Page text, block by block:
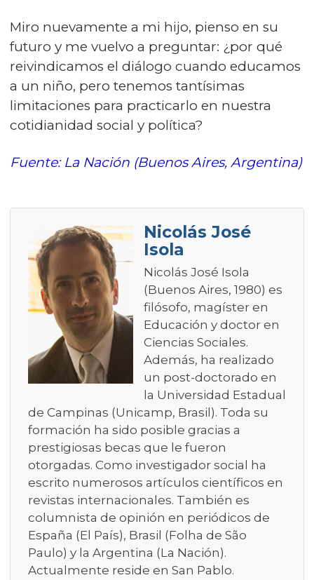
Miro nuevamente a mi hijo, pienso en su
futuro y me vuelvo a preguntar: ¿por qué
reivindicamos el diálogo cuando educamos
a un niño, pero tenemos tantísimas
limitaciones para practicarlo en nuestra
cotidianidad social y política?
Fuente: La Nación (Buenos Aires, Argentina)
Nicolás José
Isola
Nicolás José Isola
(Buenos Aires, 1980) es
filósofo, magíster en
Educación y doctor en
Ciencias Sociales.
Además, ha realizado
un post-doctorado en
la Universidad Estadual
de Campinas (Unicamp, Brasil). Toda su
formación ha sido posible gracias a
prestigiosas becas que le fueron
otorgadas. Como investigador social ha
escrito numerosos artículos científicos en
revistas internacionales. También es
columnista de opinión en periódicos de
España (El País), Brasil (Folha de São
Paulo) y la Argentina (La Nación).
Actualmente reside en San Pablo.